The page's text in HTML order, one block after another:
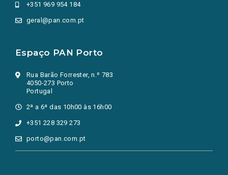
+351 969 954 184
geral@pan.com.pt
Espaço PAN Porto
Rua Barão Forrester, n.º 783
4050-273 Porto
Portugal
2ª a 6ª das 10h00 às 16h00
+351 228 329 273
porto@pan.com.pt